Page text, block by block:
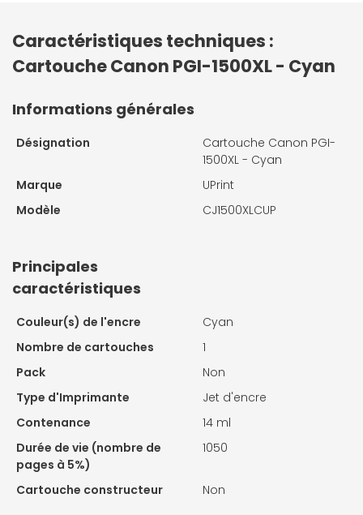
Caractéristiques techniques :
Cartouche Canon PGI-1500XL - Cyan
Informations générales
Désignation
Cartouche Canon PGI-
1500XL - Cyan
Marque
UPrint
Modèle
CJ1500XLCUP
Principales
caractéristiques
Couleur(s) de l'encre
Cyan
Nombre de cartouches
1
Pack
Non
Type d'Imprimante
Jet d'encre
Contenance
14 ml
Durée de vie (nombre de
pages à 5%)
1050
Cartouche constructeur Non